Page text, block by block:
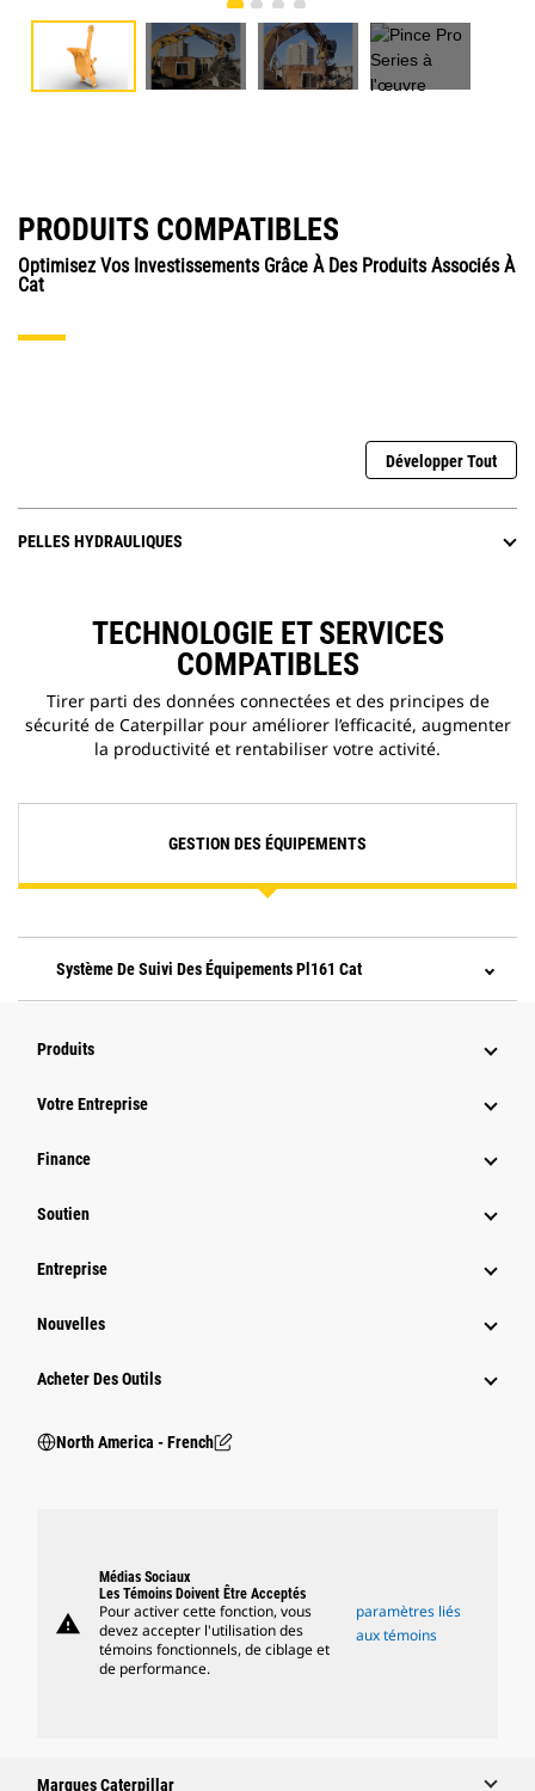
PRODUITS COMPATIBLES
Optimisez Vos Investissements Grâce À Des Produits Associés À
Cat
Développer Tout
PELLES HYDRAULIQUES
TECHNOLOGIE ET SERVICES
COMPATIBLES
Tirer parti des données connectées et des principes de
sécurité de Caterpillar pour améliorer l’efficacité, augmenter
la productivité et rentabiliser votre activité.
GESTION DES ÉQUIPEMENTS
Système De Suivi Des Équipements Pl161 Cat
Produits
Votre Entreprise
Finance
Soutien
Entreprise
Nouvelles
Acheter Des Outils
North America - French
warning
Médias Sociaux
Les Témoins Doivent Être Acceptés
Pour activer cette fonction, vous
devez accepter l'utilisation des
témoins fonctionnels, de ciblage et
de performance.
paramètres liés
aux témoins
Marques Caterpillar